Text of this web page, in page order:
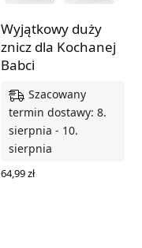
Wyjątkowy duży
znicz dla Kochanej
Babci
Szacowany
termin dostawy: 8.
sierpnia - 10.
sierpnia
64,99zł